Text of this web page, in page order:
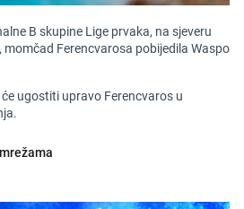
B skupine Lige prvaka, na sjeveru
momčad Ferencvarosa pobijedila Waspo
ugostiti upravo Ferencvaros u